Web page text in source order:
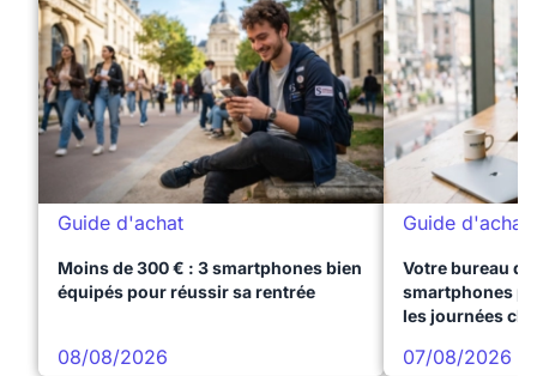
Guide d'achat
Moins de 300 € : 3 smartphones bien
équipés pour réussir sa rentrée
08/08/2026
Guide d'achat
Votre bureau
smartphones
les journées
07/08/2026